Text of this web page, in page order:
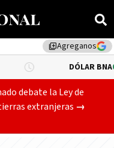
library_addAgreganos
DÓLAR BNA 0.34%
debate la Ley de
extranjeras →